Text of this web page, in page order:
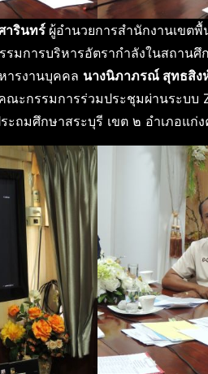
ารินทร์ ผู้อำนวยการสำนักงานเขต
รมการบริหารอัตรากำลังในสถาน
ารงานบุคคล นางนิภาภรณ์ สุทธสิง
ณะกรรมการร่วมประชุมผ่านระบ
ถมศึกษาสระบุรี เขต ๒ อำเภอแก่